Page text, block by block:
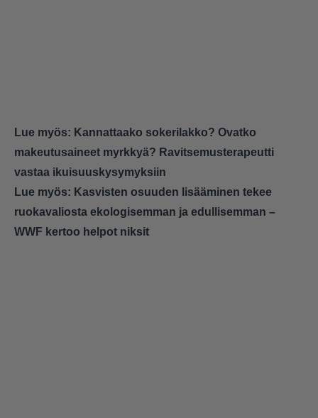
Lue myös: Kannattaako sokerilakko? Ovatko
makeutusaineet myrkkyä? Ravitsemusterapeutti
vastaa ikuisuuskysymyksiin
Lue myös: Kasvisten osuuden lisääminen tekee
ruokavaliosta ekologisemman ja edullisemman –
WWF kertoo helpot niksit